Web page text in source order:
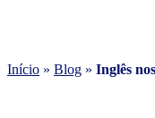
Início » Blog » Inglês